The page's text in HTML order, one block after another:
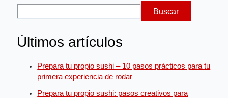
Buscar
Últimos artículos
Prepara tu propio sushi – 10 pasos prácticos para tu
primera experiencia de rodar
Prepara tu propio sushi: pasos creativos para